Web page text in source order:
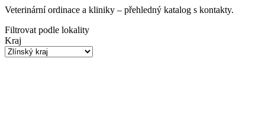
Veterinární ordinace a kliniky – přehledný katalog s kontakty.
Filtrovat podle lokality
Kraj